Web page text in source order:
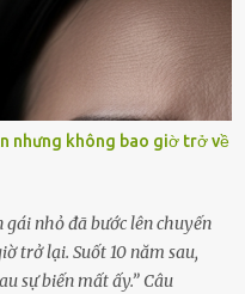
bè và những người thân
chu toàn. Và hôm nay là
khi cô ấy rời xa tôi mãi
xong, tôi quyết định lên
mọi ngày, nhưng có điều gì
Trong khoảnh khắc tôi
gió lạ thoáng qua, khiến
nhưng không bao giờ trở về
gái nhỏ đã bước lên chuyến
trở lại. Suốt 10 năm sau,
sự biến mất ấy.” Câu